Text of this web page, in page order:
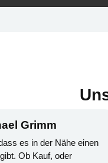
Ich war
diesem